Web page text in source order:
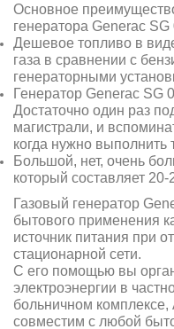
Основное
генератора Generac SG
Дешевое топливо в
газа в сравнении с
генераторными
Генератор Generac SG
Достаточно один раз
магистрали, и
когда нужно выполнить
Большой, нет, очень
который составляет
Газовый генератор
бытового применения
источник питания при
стационарной сети.
С его помощью вы
электроэнергии в
больничном
совместим с любой